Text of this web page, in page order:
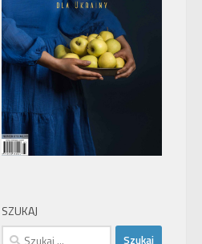
SZUKAJ
Szukaj: